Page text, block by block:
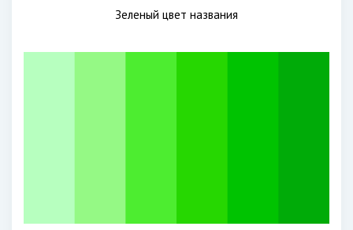
Зеленый цвет названия